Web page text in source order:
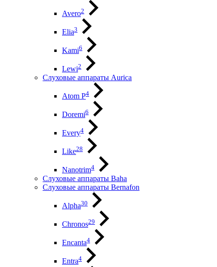
Avero2
Elia3
Kami6
Lewi2
Слуховые аппараты Aurica
Atom P4
Doremi6
Every4
Like28
Nanotrim4
Слуховые аппараты Baha
Слуховые аппараты Bernafon
Alpha30
Chronos29
Encanta4
Entra4